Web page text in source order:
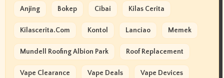
Anjing Bokep Cibai Kilas Cerita
Kilascerita.com Kontol Lanciao Memek
Mundell Roofing Albion Park Roof Replacement
Vape Clearance Vape Deals Vape Devices